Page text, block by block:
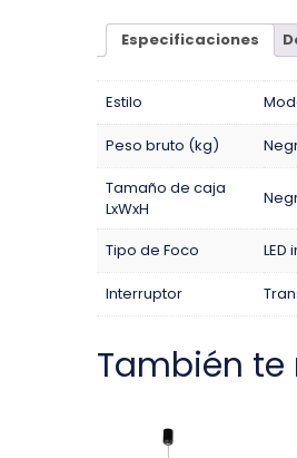
Especificaciones
Estilo
Peso bruto (kg)
Tamaño de caja
LxWxH
Tipo de Foco
Interruptor
También